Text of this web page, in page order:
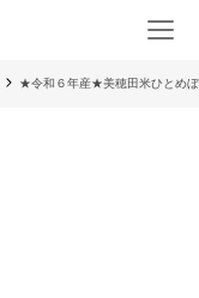
★令和６年産★美穂田米ひとめ